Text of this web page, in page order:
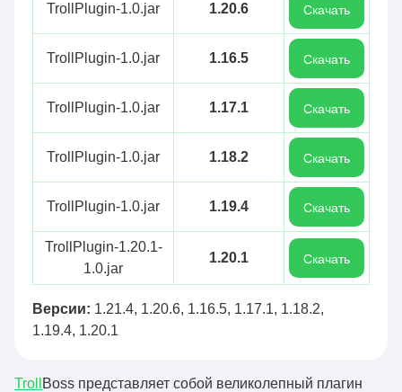
TrollPlugin-1.0.jar 1.20.6 Скачать
TrollPlugin-1.0.jar 1.16.5 Скачать
TrollPlugin-1.0.jar 1.17.1 Скачать
TrollPlugin-1.0.jar 1.18.2 Скачать
TrollPlugin-1.0.jar 1.19.4 Скачать
TrollPlugin-1.20.1-
1.0.jar
1.20.1 Скачать
Версии: 1.21.4, 1.20.6, 1.16.5, 1.17.1, 1.18.2,
1.19.4, 1.20.1
Troll Boss представляет собой великолепный плагин